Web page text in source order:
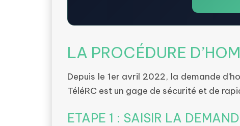
LA PROCÉDURE
Depuis le 1er avril 2022, la demande
TéléRC est un gage de sécurité et de
ETAPE 1 : SAISIR LA